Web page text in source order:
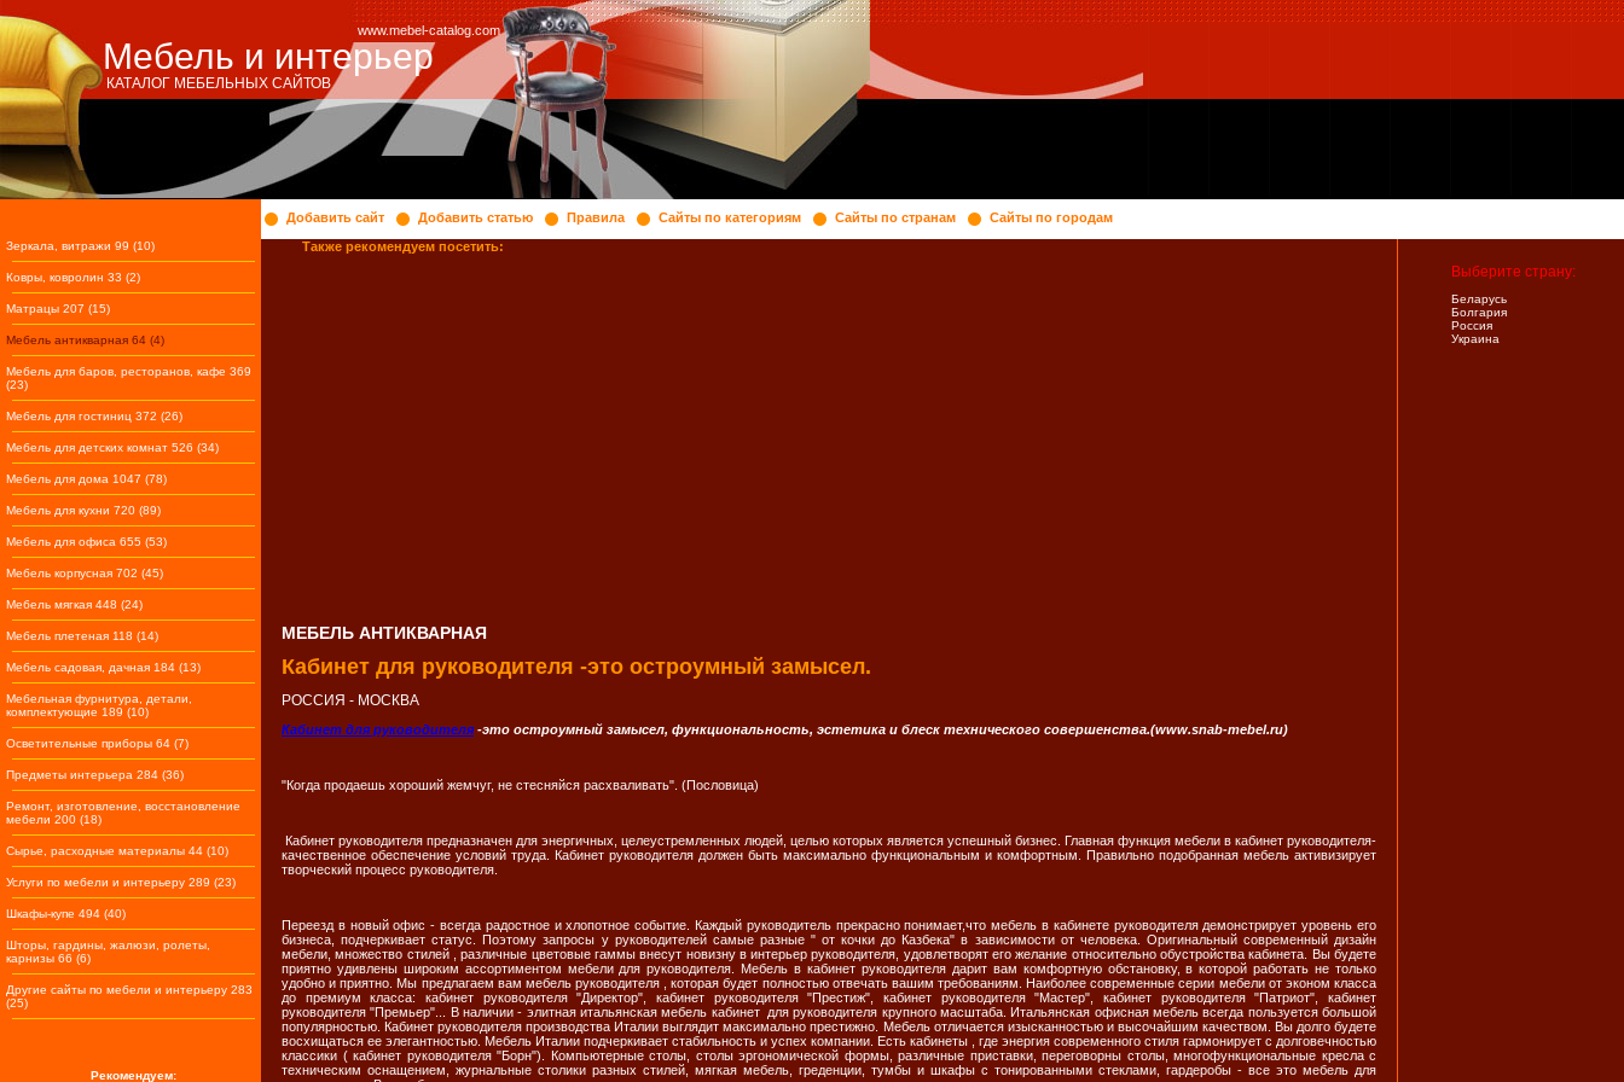
Мебель и интерьер
www.mebel-catalog.com
КАТАЛОГ МЕБЕЛЬНЫХ САЙТОВ
Зеркала, витражи 99 (10)
Ковры, ковролин 33 (2)
Матрацы 207 (15)
Мебель антикварная 64 (4)
Мебель для баров, ресторанов, кафе 369
(23)
Мебель для гостиниц 372 (26)
Мебель для детских комнат 526 (34)
Мебель для дома 1047 (78)
Мебель для кухни 720 (89)
Мебель для офиса 655 (53)
Мебель корпусная 702 (45)
Мебель мягкая 448 (24)
Мебель плетеная 118 (14)
Мебель садовая, дачная 184 (13)
Мебельная фурнитура, детали,
комплектующие 189 (10)
Осветительные приборы 64 (7)
Предметы интерьера 284 (36)
Ремонт, изготовление, восстановление
мебели 200 (18)
Сырье, расходные материалы 44 (10)
Услуги по мебели и интерьеру 289 (23)
Шкафы-купе 494 (40)
Шторы, гардины, жалюзи, ролеты,
карнизы 66 (6)
Другие сайты по мебели и интерьеру 283
(25)
Рекомендуем:
Добавить сайт Добавить статью Правила Сайты по категориям Сайты по странам
Сайты по городам
Также рекомендуем посетить:
МЕБЕЛЬ АНТИКВАРНАЯ
Кабинет для руководителя -это остроумный замысел.
РОССИЯ - МОСКВА
Кабинет для руководителя-это остроумный замысел, функциональность, эстетика и блеск технического совершенства.(www.snab-mebel.ru)
"Когда продаешь хороший жемчуг, не стесняйся расхваливать". (Пословица)
Кабинет руководителя предназначен для энергичных, целеустремленных людей, целью которых является успешный бизнес. Главная функция мебели в кабинет руководителя-
качественное обеспечение условий труда. Кабинет руководителя должен быть максимально функциональным и комфортным. Правильно подобранная мебель активизирует
творческий процесс руководителя.
Переезд в новый офис - всегда радостное и хлопотное событие. Каждый руководитель прекрасно понимает,что мебель в кабинете руководителя демонстрирует уровень его
бизнеса, подчеркивает статус. Поэтому запросы у руководителей самые разные " от кочки до Казбека" в зависимости от человека. Оригинальный современный дизайн
мебели, множество стилей , различные цветовые гаммы внесут новизну в интерьер руководителя, удовлетворят его желание относительно обустройства кабинета. Вы будете
приятно удивлены широким ассортиментом мебели для руководителя. Мебель в кабинет руководителя дарит вам комфортную обстановку, в которой работать не только
удобно и приятно. Мы предлагаем вам мебель руководителя , которая будет полностью отвечать вашим требованиям. Наиболее современные серии мебели от эконом класса
до премиум класса: кабинет руководителя "Директор", кабинет руководителя "Престиж", кабинет руководителя "Мастер", кабинет руководителя "Патриот", кабинет
руководителя "Премьер"... В наличии - элитная итальянская мебель кабинет для руководителя крупного масштаба. Итальянская офисная мебель всегда пользуется большой
популярностью. Кабинет руководителя производства Италии выглядит максимально престижно. Мебель отличается изысканностью и высочайшим качеством. Вы долго будете
восхищаться ее элегантностью. Мебель Италии подчеркивает стабильность и успех компании. Есть кабинеты , где энергия современного стиля гармонирует с долговечностью
классики ( кабинет руководителя "Борн"). Компьютерные столы, столы эргономической формы, различные приставки, переговорны столы, многофункциональные кресла с
техническим оснащением, журнальные столики разных стилей, мягкая мебель, греденции, тумбы и шкафы с тонированными стеклами, гардеробы - все это мебель для
Выберите страну:
Беларусь
Болгария
Россия
Украина